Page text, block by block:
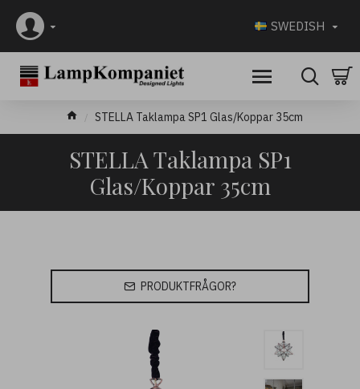
SWEDISH
STELLA Taklampa SP1 Glas/Koppar 35cm
STELLA Taklampa SP1
Glas/Koppar 35cm
PRODUKTFRÅGOR?